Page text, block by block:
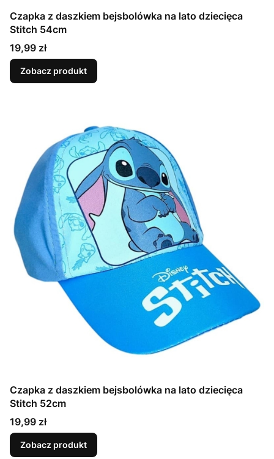
Czapka z daszkiem bejsbolówka na lato dziecięca
Stitch 54cm
Cena
19,99 zł
Zobacz produkt
Czapka z daszkiem bejsbolówka na lato dziecięca
Stitch 52cm
Cena
19,99 zł
Zobacz produkt